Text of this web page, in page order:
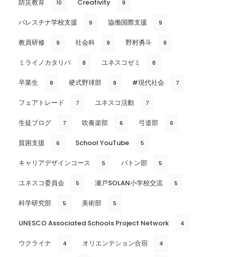
防災教育 10 Creativity 9
パレスチナ学校支援 9 協働国際支援 9
教員研修 9 社会科 9 野村勇斗 9
ミライノカタリバ 8 ユネスコゼミ 8
卒業生 8 硬式野球部 8 #現代社会 7
フェアトレード 7 ユネスコ活動 7
生徒ブログ 7 吹奏楽部 6 弓道部 6
貧困支援 6 School YouTube 5
キャリアデザインコース 5 バトン部 5
ユネスコ委員会 5 瀬戸SOLAN小学校交流 5
科学研究部 5 美術部 5
UNESCO Associated Schools Project Network 4
ウクライナ 4 オリエンテション合宿 4